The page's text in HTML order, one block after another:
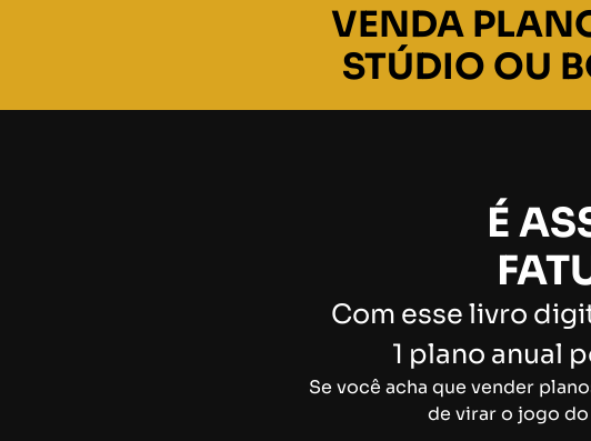
VENDA
STÚDIO OU
É
Com esse livro
1 plano anual
Se você acha que vender
de virar o jogo